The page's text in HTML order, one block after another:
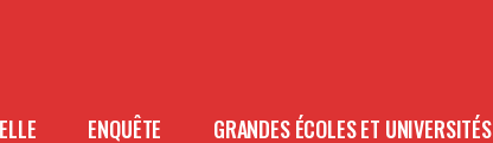
ENQUÊTE GRANDES ÉCOLES ET UNIVERSITÉS